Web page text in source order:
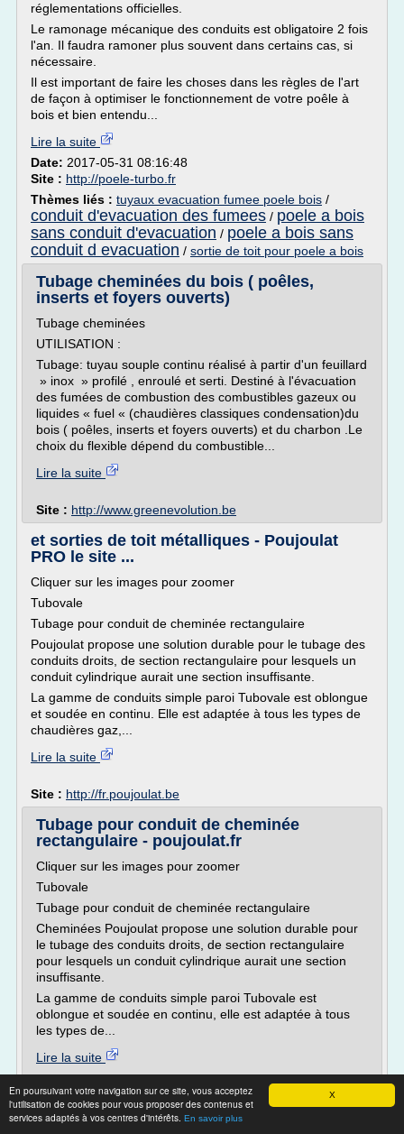
X
En poursuivant votre navigation sur ce site, vous acceptez
l'utilisation de cookies pour vous proposer des contenus et
services adaptés à vos centres d'intérêts. En savoir plus
réglementations officielles.
Le ramonage mécanique des conduits est obligatoire 2 fois
l'an. Il faudra ramoner plus souvent dans certains cas, si
nécessaire.
Il est important de faire les choses dans les règles de l'art
de façon à optimiser le fonctionnement de votre poêle à
bois et bien entendu...
Lire la suite
Date: 2017-05-31 08:16:48
Site : http://poele-turbo.fr
Thèmes liés : tuyaux evacuation fumee poele bois /
conduit d'evacuation des fumees / poele a bois
sans conduit d'evacuation / poele a bois sans
conduit d evacuation / sortie de toit pour poele a bois
Tubage cheminées du bois ( poêles,
inserts et foyers ouverts)
Tubage cheminées
UTILISATION :
Tubage: tuyau souple continu réalisé à partir d'un feuillard
» inox » profilé , enroulé et serti. Destiné à l'évacuation
des fumées de combustion des combustibles gazeux ou
liquides « fuel « (chaudières classiques condensation)du
bois ( poêles, inserts et foyers ouverts) et du charbon .Le
choix du flexible dépend du combustible...
Lire la suite
Site : http://www.greenevolution.be
et sorties de toit métalliques - Poujoulat
PRO le site ...
Cliquer sur les images pour zoomer
Tubovale
Tubage pour conduit de cheminée rectangulaire
Poujoulat propose une solution durable pour le tubage des
conduits droits, de section rectangulaire pour lesquels un
conduit cylindrique aurait une section insuffisante.
La gamme de conduits simple paroi Tubovale est oblongue
et soudée en continu. Elle est adaptée à tous les types de
chaudières gaz,...
Lire la suite
Site : http://fr.poujoulat.be
Tubage pour conduit de cheminée
rectangulaire - poujoulat.fr
Cliquer sur les images pour zoomer
Tubovale
Tubage pour conduit de cheminée rectangulaire
Cheminées Poujoulat propose une solution durable pour
le tubage des conduits droits, de section rectangulaire
pour lesquels un conduit cylindrique aurait une section
insuffisante.
La gamme de conduits simple paroi Tubovale est
oblongue et soudée en continu, elle est adaptée à tous
les types de...
Lire la suite
Site :http://www.poujoulat.fr
Cheminée — Wikipédia